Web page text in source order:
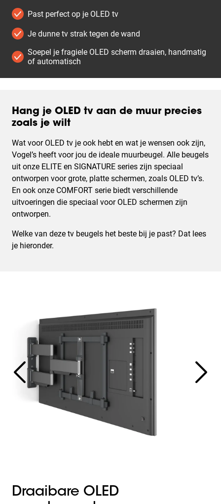
Past perfect op je OLED tv
Je dunne tv strak tegen de wand
Soepel je fragiele OLED scherm draaien, handmatig
of automatisch
Hang je OLED tv aan de muur precies
zoals je wilt
Wat voor OLED tv je ook hebt en wat je wensen ook zijn,
Vogel’s heeft voor jou de ideale muurbeugel. Alle beugels
uit onze ELITE en SIGNATURE series zijn speciaal
ontworpen voor grote, platte schermen, zoals OLED tv’s.
En ook onze COMFORT serie biedt verschillende
uitvoeringen die speciaal voor OLED schermen zijn
ontworpen.
Welke van deze tv beugels het beste bij je past? Dat lees
je hieronder.
Draaibare OLED